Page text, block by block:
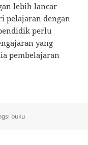
lebih lancar
pelajaran dengan
perlu
yang
pembelajaran
buku